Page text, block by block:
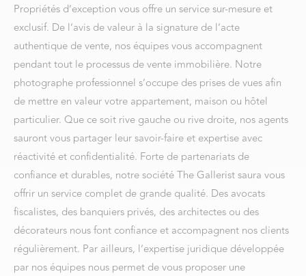
Propriétés d’exception vous offre un service sur-mesure et
exclusif. De l’avis de valeur à la signature de l’acte
authentique de vente, nos équipes vous accompagnent
pendant tout le processus de vente immobilière. Notre
photographe professionnel s’occupe des prises de vues afin
de mettre en valeur votre appartement, maison ou hôtel
particulier. Que ce soit rive gauche ou rive droite, nos agents
sauront vous partager leur savoir-faire et expertise avec
réactivité et confidentialité. Forte de partenariats de
confiance et durables, notre société The Gallerist saura vous
offrir un service complet de grande qualité. Des avocats
fiscalistes, des banquiers privés, des architectes ou des
décorateurs nous font confiance et accompagnent nos clients
régulièrement. Par ailleurs, l’expertise juridique développée
par nos équipes nous permet de vous proposer une